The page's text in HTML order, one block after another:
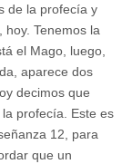
de la profecía y
Tenemos la
el Mago, luego,
aparece dos
decimos que
profecía. Este es
12, para
que un